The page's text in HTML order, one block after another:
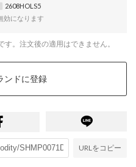
2608HOLS5
効になります
。注文後の適用はできません。
ンドに登録
URLをコピー